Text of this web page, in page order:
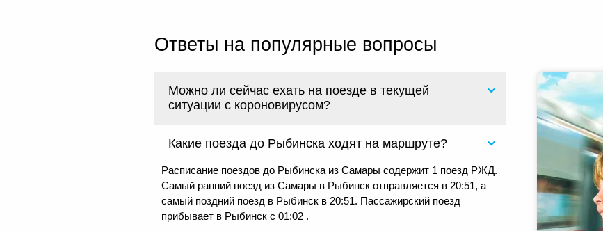
Ответы на популярные вопросы
Можно ли сейчас ехать на поезде в текущей
ситуации с короновирусом?
Какие поезда до Рыбинска ходят на маршруте?
Расписание поездов до Рыбинска из Самары содержит 1 поезд РЖД.
Самый ранний поезд из Самары в Рыбинск отправляется в 20:51, а
самый поздний поезд в Рыбинск в 20:51. Пассажирский поезд
прибывает в Рыбинск с 01:02 .